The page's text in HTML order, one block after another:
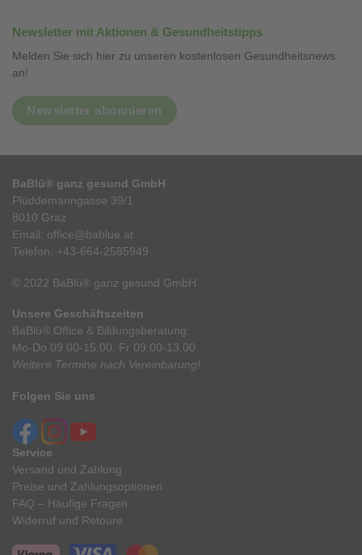
Newsletter mit Aktionen & Gesundheitstipps
Melden Sie sich hier zu unseren kostenlosen Gesundheitsnews
an!
Newsletter abonnieren
BaBlü® ganz gesund GmbH
Plüddemanngasse 39/1
8010 Graz
Email: office@bablue.at
Telefon: +43-664-2585949
© 2022 BaBlü® ganz gesund GmbH
Unsere Geschäftszeiten
BaBlü® Office & Bildungsberatung:
Mo-Do 09.00-15.00, Fr 09.00-13.00
Weitere Termine nach Vereinbarung!
Folgen Sie uns
Service
Versand und Zahlung
Preise und Zahlungsoptionen
FAQ – Häufige Fragen
Widerruf und Retoure